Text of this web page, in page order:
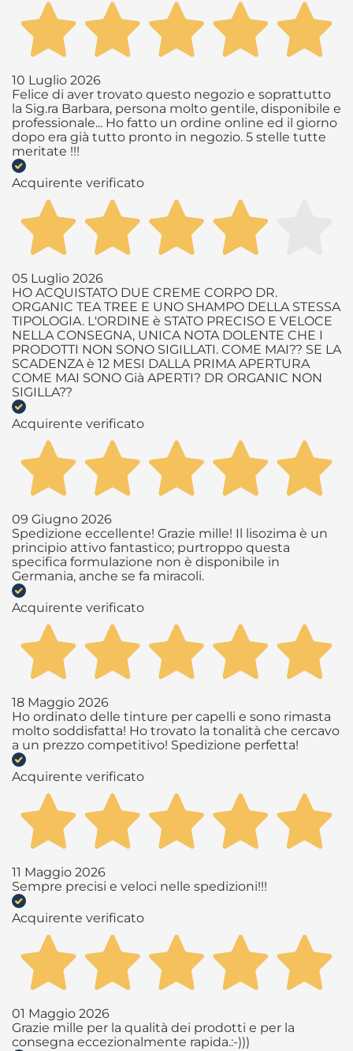
10 Luglio 2026
Felice di aver trovato questo negozio e soprattutto
la Sig.ra Barbara, persona molto gentile, disponibile e
professionale... Ho fatto un ordine online ed il giorno
dopo era già tutto pronto in negozio. 5 stelle tutte
meritate !!!
Acquirente verificato
05 Luglio 2026
HO ACQUISTATO DUE CREME CORPO DR.
ORGANIC TEA TREE E UNO SHAMPO DELLA STESSA
TIPOLOGIA. L'ORDINE è STATO PRECISO E VELOCE
NELLA CONSEGNA, UNICA NOTA DOLENTE CHE I
PRODOTTI NON SONO SIGILLATI. COME MAI?? SE LA
SCADENZA è 12 MESI DALLA PRIMA APERTURA
COME MAI SONO Già APERTI? DR ORGANIC NON
SIGILLA??
Acquirente verificato
09 Giugno 2026
Spedizione eccellente! Grazie mille! Il lisozima è un
principio attivo fantastico; purtroppo questa
specifica formulazione non è disponibile in
Germania, anche se fa miracoli.
Acquirente verificato
18 Maggio 2026
Ho ordinato delle tinture per capelli e sono rimasta
molto soddisfatta! Ho trovato la tonalità che cercavo
a un prezzo competitivo! Spedizione perfetta!
Acquirente verificato
11 Maggio 2026
Sempre precisi e veloci nelle spedizioni!!!
Acquirente verificato
01 Maggio 2026
Grazie mille per la qualità dei prodotti e per la
consegna eccezionalmente rapida.:-)))